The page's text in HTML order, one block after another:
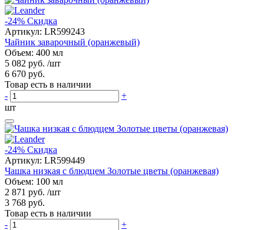
-24% Скидка
Артикул: LR599243
Чайник заварочный (оранжевый)
Объем: 400 мл
5 082 руб. /шт
6 670 руб.
Товар есть в наличии
-
+
шт
-24% Скидка
Артикул: LR599449
Чашка низкая с блюдцем Золотые цветы (оранжевая)
Объем: 100 мл
2 871 руб. /шт
3 768 руб.
Товар есть в наличии
-
+